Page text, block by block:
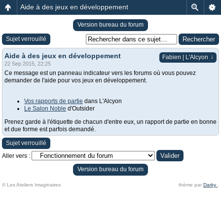
Aide à des jeux en développement
Version bureau du forum
Sujet verrouillé
Fabien | L'Alcyon ↓
Aide à des jeux en développement
22 Sep 2015, 22:25
Ce message est un panneau indicateur vers les forums où vous pouvez
demander de l'aide pour vos jeux en développement.
Vos rapports de partie dans L'Alcyon
Le Salon Noble d'Outsider
Prenez garde à l'étiquette de chacun d'entre eux, un rapport de partie en bonne
et due forme est parfois demandé.
Sujet verrouillé
Aller vers :
Version bureau du forum
© Les Ateliers Imaginaires thème par Darky